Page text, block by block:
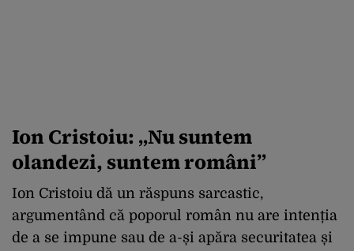
Ion Cristoiu: „Nu suntem
olandezi, suntem români”
Ion Cristoiu dă un răspuns sarcastic,
argumentând că poporul român nu are intenția
de a se impune sau de a-și apăra securitatea și